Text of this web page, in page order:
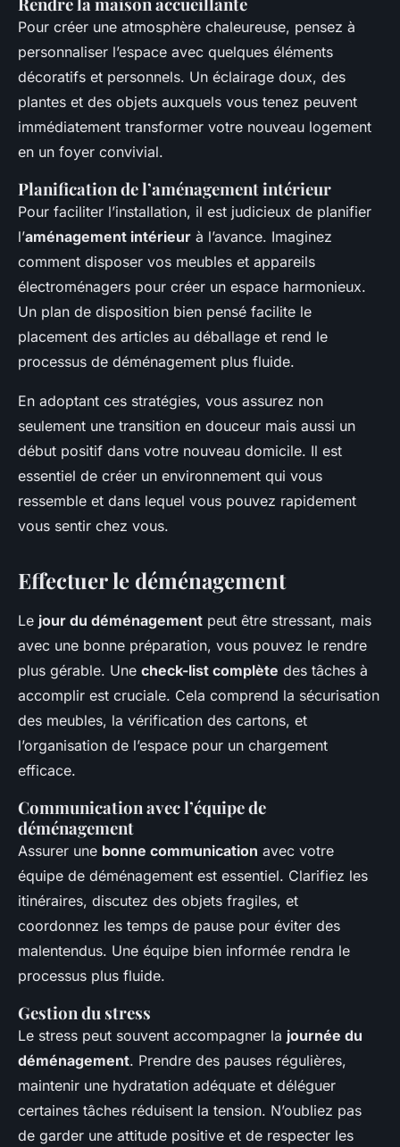
Pour créer une atmosphère chaleureuse, pensez à
personnaliser l’espace avec quelques éléments
décoratifs et personnels. Un éclairage doux, des
plantes et des objets auxquels vous tenez peuvent
immédiatement transformer votre nouveau logement
en un foyer convivial.
Planification de l’aménagement intérieur
Pour faciliter l’installation, il est judicieux de planifier
l’aménagement intérieur à l’avance. Imaginez
comment disposer vos meubles et appareils
électroménagers pour créer un espace harmonieux.
Un plan de disposition bien pensé facilite le
placement des articles au déballage et rend le
processus de déménagement plus fluide.
En adoptant ces stratégies, vous assurez non
seulement une transition en douceur mais aussi un
début positif dans votre nouveau domicile. Il est
essentiel de créer un environnement qui vous
ressemble et dans lequel vous pouvez rapidement
vous sentir chez vous.
Effectuer le déménagement
Le jour du déménagement peut être stressant, mais
avec une bonne préparation, vous pouvez le rendre
plus gérable. Une check-list complète des tâches à
accomplir est cruciale. Cela comprend la sécurisation
des meubles, la vérification des cartons, et
l’organisation de l’espace pour un chargement
efficace.
Communication avec l’équipe de
déménagement
Assurer une bonne communication avec votre
équipe de déménagement est essentiel. Clarifiez les
itinéraires, discutez des objets fragiles, et
coordonnez les temps de pause pour éviter des
malentendus. Une équipe bien informée rendra le
processus plus fluide.
Gestion du stress
Le stress peut souvent accompagner la journée du
déménagement. Prendre des pauses régulières,
maintenir une hydratation adéquate et déléguer
certaines tâches réduisent la tension. N’oubliez pas
de garder une attitude positive et de respecter les